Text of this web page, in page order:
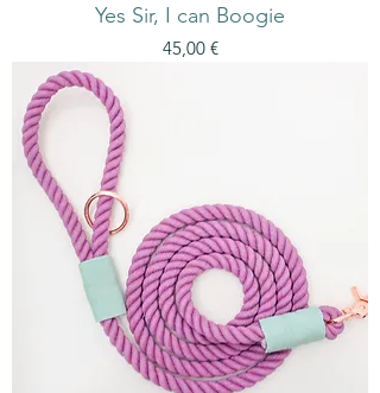
Yes Sir, I can Boogie
Preis
45,00 €